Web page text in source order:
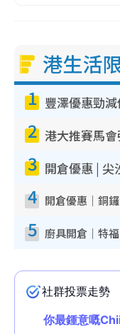
港生活
1
2
3
4
5